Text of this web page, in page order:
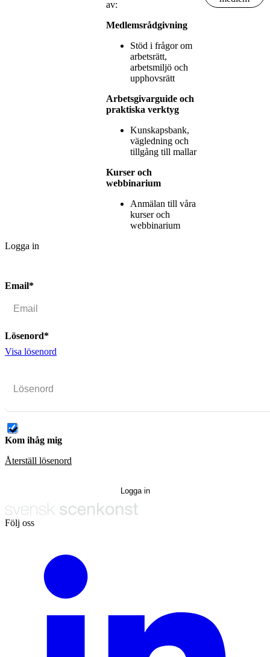
av:
Medlemsrådgivning
Stöd i frågor om
arbetsrätt,
arbetsmiljö och
upphovsrätt
Arbetsgivarguide och
praktiska verktyg
Kunskapsbank,
vägledning och
tillgång till mallar
Kurser och
webbinarium
Anmälan till våra
kurser och
webbinarium
Logga in
Email*
Lösenord*
Visa lösenord
Kom ihåg mig
Återställ lösenord
Följ oss